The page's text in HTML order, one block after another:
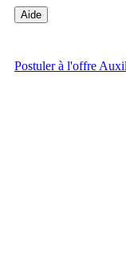
Aide
Postulerà l'offre